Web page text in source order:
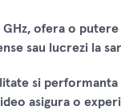
ofera o
sau lucrezi la
si
asigura o